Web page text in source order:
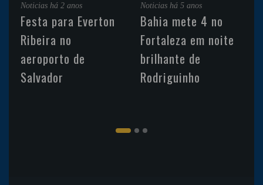
Noticias há 2 anos
Festa para Everton
Ribeira no
aeroporto de
Salvador
Noticias há 5 anos
Bahia mete 4 no
Fortaleza em noite
brilhante de
Rodriguinho